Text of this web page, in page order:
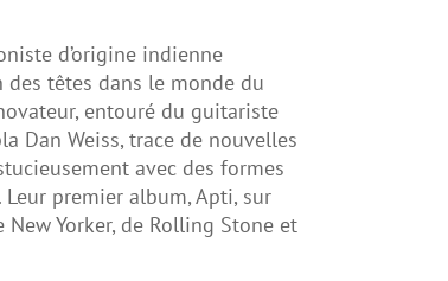
d’origine indienne
têtes dans le monde du
entouré du guitariste
Dan Weiss, trace de nouvelles
avec des formes
premier album, Apti, sur
Yorker, de Rolling Stone et